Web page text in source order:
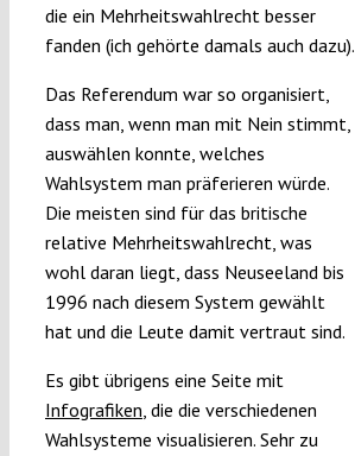
die ein Mehrheitswahlrecht besser
fanden (ich gehörte damals auch dazu).
Das Referendum war so organisiert,
dass man, wenn man mit Nein stimmt,
auswählen konnte, welches
Wahlsystem man präferieren würde.
Die meisten sind für das britische
relative Mehrheitswahlrecht, was
wohl daran liegt, dass Neuseeland bis
1996 nach diesem System gewählt
hat und die Leute damit vertraut sind.
Es gibt übrigens eine Seite mit
Infografiken, die die verschiedenen
Wahlsysteme visualisieren. Sehr zu